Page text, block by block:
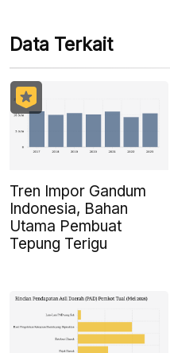
Data Terkait
Tren Impor Gandum
Indonesia, Bahan
Utama Pembuat
Tepung Terigu